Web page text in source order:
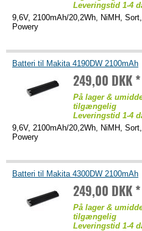
Leveringstid 1-4
9,6V, 2100mAh/20,2Wh, NiMH,
Powery
Batteri til Makita 4190DW 2100mAh
249,00 DKK *
På lager &
tilgængelig
Leveringstid 1-4
9,6V, 2100mAh/20,2Wh, NiMH,
Powery
Batteri til Makita 4300DW 2100mAh
249,00 DKK *
På lager &
tilgængelig
Leveringstid 1-4